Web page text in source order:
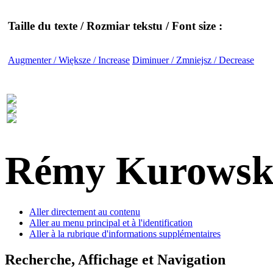
Taille du texte / Rozmiar tekstu / Font size :
Augmenter / Większe / Increase Diminuer / Zmniejsz / Decrease
Rémy
Aller directement au contenu
Aller au menu principal et à l'identification
Aller à la rubrique d'informations supplémentaires
Recherche, Affichage et Navigation